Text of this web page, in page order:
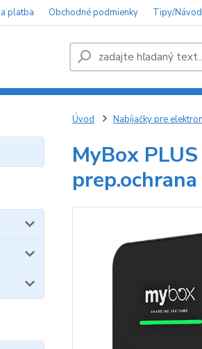
platba Obchodné podmienky Tipy/
Úvod Nabíjačky pre
MyBox
prep.ochrana